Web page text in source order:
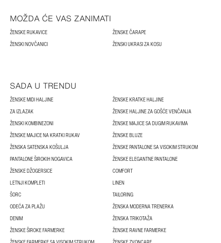
MOŽDA ĆE VAS ZANIMATI
ŽENSKE RUKAVICE
ŽENSKE ČARAPE
ŽENSKI NOVČANICI
ŽENSKI UKRASI ZA KOSU
SADA U TRENDU
ŽENSKE MIDI HALJINE
ŽENSKE KRATKE HALJINE
ZA IZLAZAK
ŽENSKE HALJINE ZA GOŠĆE VENČANJA
ŽENSKI KOMBINEZONI
ŽENSKE MAJICE SA DUGIM RUKAVIMA
ŽENSKE MAJICE NA KRATKI RUKAV
ŽENSKE BLUZE
ŽENSKA SATENSKA KOŠULJA
ŽENSKE PANTALONE SA VISOKIM STRUKOM
PANTALONE ŠIROKIH NOGAVICA
ŽENSKE ELEGANTNE PANTALONE
ŽENSKE DŽOGERSICE
COMFORT
LETNJI KOMPLETI
LINEN
ŠORC
TAILORING
ODEĆA ZA PLAŽU
ŽENSKA MODERNA TRENERKA
DENIM
ŽENSKA TRIKOTAŽA
ŽENSKE ŠIROKE FARMERKE
ŽENSKE RAVNE FARMERKE